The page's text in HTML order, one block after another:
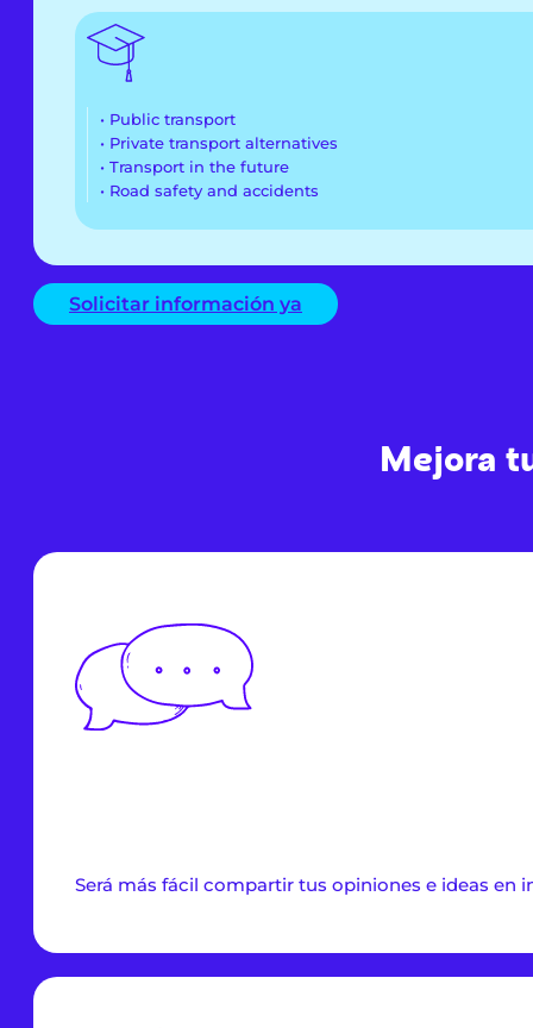
• Public transport
• Private transport alternatives
• Transport in the future
• Road safety and accidents
Solicitar información ya
Mejora
Será más fácil compartir tus opiniones e ideas en